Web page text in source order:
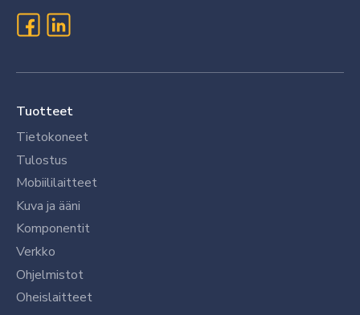
Tuotteet
Tietokoneet
Tulostus
Mobiililaitteet
Kuva ja ääni
Komponentit
Verkko
Ohjelmistot
Oheislaitteet